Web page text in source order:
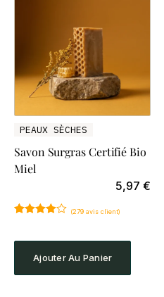
PEAUX SÈCHES
Savon Surgras Certifié Bio
Miel
5,97 €
basé sur
notations
client
(279avis client)
Ajouter Au Panier